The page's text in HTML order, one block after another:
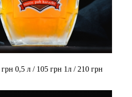
0,5 л / 105 грн 1л / 210 грн